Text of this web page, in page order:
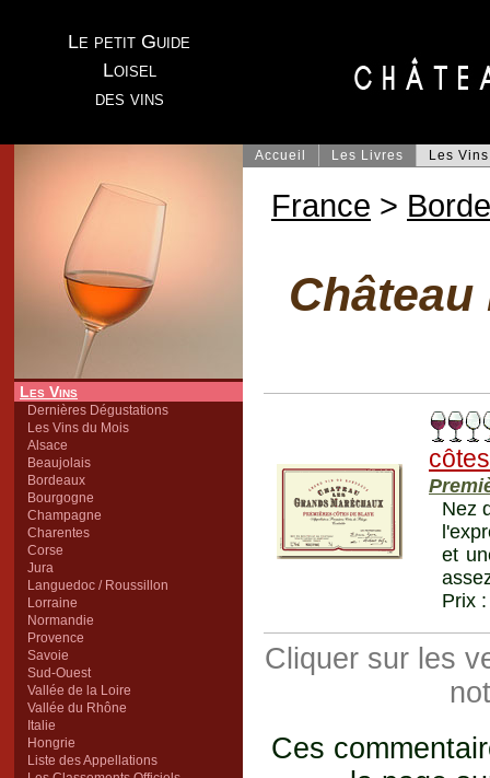
Le petit Guide
Loisel
des vins
Les Vins
Dernières Dégustations
Les Vins du Mois
Alsace
Beaujolais
Bordeaux
Bourgogne
Champagne
Charentes
Corse
Jura
Languedoc / Roussillon
Lorraine
Normandie
Provence
Savoie
Sud-Ouest
Vallée de la Loire
Vallée du Rhône
Italie
Hongrie
Liste des Appellations
Accueil Les Livres Les Vins
France >
Nez
et
Prix
Cliquer sur les
Ces